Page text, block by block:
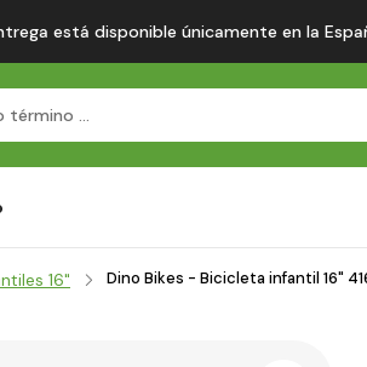
está disponible únicamente en la
16" Dino Bikes - Bicicleta infantil 16"